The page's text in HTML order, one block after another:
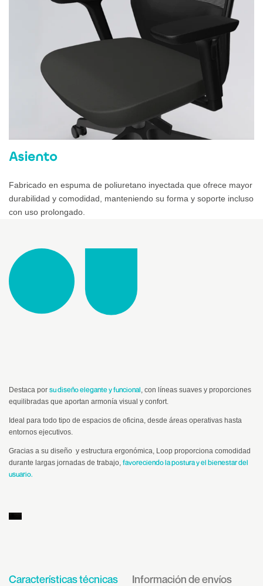
Asiento
Fabricado en espuma de poliuretano inyectada que ofrece mayor
durabilidad y comodidad, manteniendo su forma y soporte incluso
con uso prolongado.
Destaca por su diseño elegante y funcional, con líneas suaves y proporciones
equilibradas que aportan armonía visual y confort.
Ideal para todo tipo de espacios de oficina, desde áreas operativas hasta
entornos ejecutivos.
Gracias a su diseño y estructura ergonómica, Loop proporciona comodidad
durante largas jornadas de trabajo, favoreciendo la postura y el bienestar del
usuario.
Características técnicas Información de envíos